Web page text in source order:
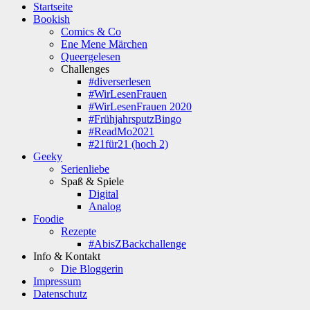
Startseite
Bookish
Comics & Co
Ene Mene Märchen
Queergelesen
Challenges
#diverserlesen
#WirLesenFrauen
#WirLesenFrauen 2020
#FrühjahrsputzBingo
#ReadMo2021
#21für21 (hoch 2)
Geeky
Serienliebe
Spaß & Spiele
Digital
Analog
Foodie
Rezepte
#AbisZBackchallenge
Info & Kontakt
Die Bloggerin
Impressum
Datenschutz